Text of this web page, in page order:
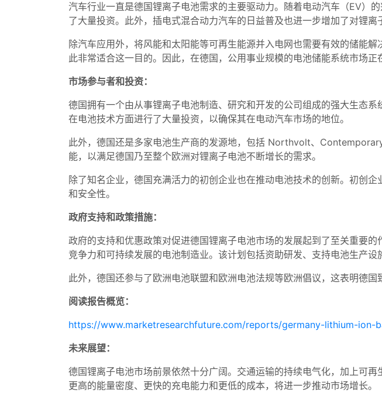
汽车行业一直是德国锂离子电池需求的主要驱动力。随着电动汽车（EV）
了大量投资。此外，插电式混合动力汽车的日益普及也进一步增加了对锂离
除汽车应用外，将风能和太阳能等可再生能源并入电网也需要有效的储能
此非常适合这一目的。因此，在德国，公用事业规模的电池储能系统市场
市场参与者和投资：
德国拥有一个由从事锂离子电池制造、研究和开发的公司组成的强大生态
在电池技术方面进行了大量投资，以确保其在电动汽车市场的地位。
此外，德国还是多家电池生产商的发源地，包括 Northvolt、
能，以满足德国乃至整个欧洲对锂离子电池不断增长的需求。
除了知名企业，德国充满活力的初创企业也在推动电池技术的创新。初创
和安全性。
政府支持和政策措施：
政府的支持和优惠政策对促进德国锂离子电池市场的发展起到了至关重要
竞争力和可持续发展的电池制造业。该计划包括资助研发、支持电池生产设
此外，德国还参与了欧洲电池联盟和欧洲电池法规等欧洲倡议，这表明德
阅读报告概览：
https://www.marketresearchfuture.com/reports/germany-lithium-ion-
未来展望：
德国锂离子电池市场前景依然十分广阔。交通运输的持续电气化，加上可
更高的能量密度、更快的充电能力和更低的成本，将进一步推动市场增长。